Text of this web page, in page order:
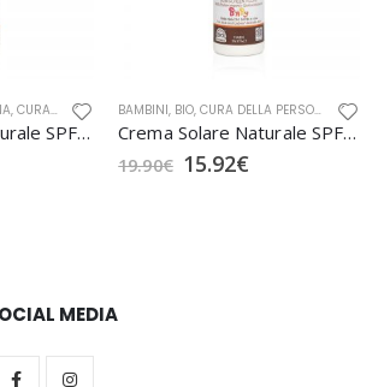
,IGIENE E CURA CORPO,OFFICINA NATURAE, SOLARI
, CURA DELLA PERSONA BIO ,OFFICINA NATURAE,SOLARI
Crema Solare Naturale SPF 15 in Bioplastica
BAMBINI, BIO,CURA DELLA PERSONA ,CURA
Crema Solare Naturale SPF 50 in Bioplastica
19.90€ 15.92€
MEDIA